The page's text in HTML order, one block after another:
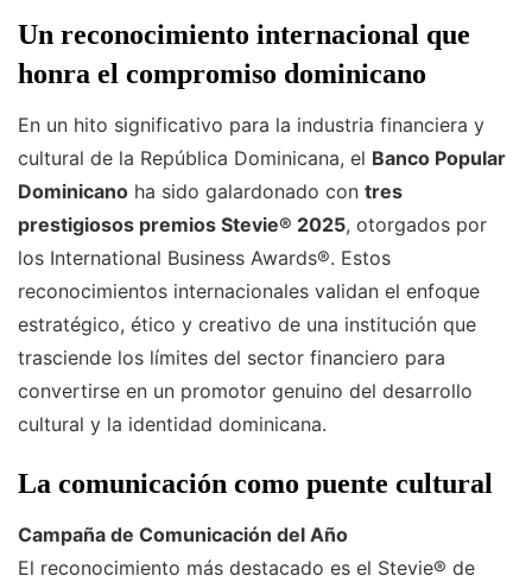
Un reconocimiento internacional que
honra el compromiso dominicano
En un hito significativo para la industria financiera y
cultural de la República Dominicana, el Banco Popular
Dominicano ha sido galardonado con tres
prestigiosos premios Stevie® 2025, otorgados por
los International Business Awards®. Estos
reconocimientos internacionales validan el enfoque
estratégico, ético y creativo de una institución que
trasciende los límites del sector financiero para
convertirse en un promotor genuino del desarrollo
cultural y la identidad dominicana.
La comunicación como puente cultural
Campaña de Comunicación del Año
El reconocimiento más destacado es el Stevie® de